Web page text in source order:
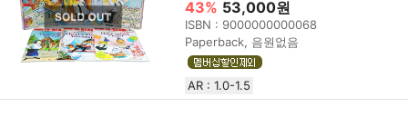
43% 53,000원
ISBN : 9000000000068
Paperback, 음원없음
AR : 1.0-1.5